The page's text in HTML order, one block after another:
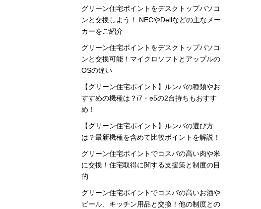
グリーン住宅ポイントをデスクトップパソコ
ンと交換しよう！ NECやDellなどの主なメー
カーをご紹介
グリーン住宅ポイントをデスクトップパソコ
ンと交換可能！マイクロソフトとアップルの
OSの違い
【グリーン住宅ポイント】ルンバの種類やお
すすめの機種は？i7・e5の2台持ちもおすす
め！
【グリーン住宅ポイント】ルンバの選び方
は？最新機種を含めて比較ポイントを解説！
グリーン住宅ポイントでコスパの高い肉や米
に交換！住宅取得に関する支援策と制度の目
的
グリーン住宅ポイントでコスパの高いお酒や
ビール、キッチン用品と交換！他の制度との